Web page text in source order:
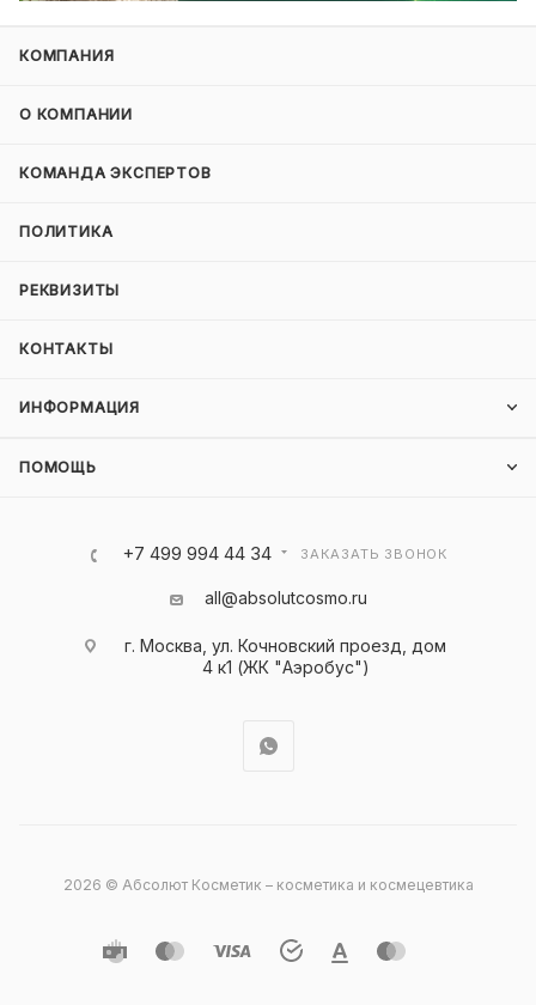
КОМПАНИЯ
О КОМПАНИИ
КОМАНДА ЭКСПЕРТОВ
ПОЛИТИКА
РЕКВИЗИТЫ
КОНТАКТЫ
ИНФОРМАЦИЯ
ПОМОЩЬ
+7 499 994 44 34 ЗАКАЗАТЬ ЗВОНОК
all@absolutcosmo.ru
г. Москва, ул. Кочновский проезд, дом
4 к1 (ЖК "Аэробус")
2026 © Абсолют Косметик – косметика и космецевтика